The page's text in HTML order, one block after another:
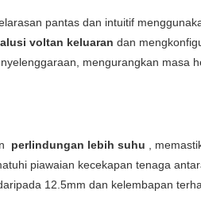
pantas dan intuitif
voltan keluaran dan
mengurangkan masa
perlindungan lebih suhu
,
piawaian kecekapan tenaga
12.5mm dan kelembapan